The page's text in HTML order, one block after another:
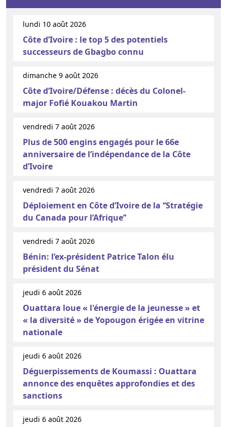
lundi 10 août 2026
Côte d’Ivoire : le top 5 des potentiels
successeurs de Gbagbo connu
dimanche 9 août 2026
Côte d’Ivoire/Défense : décès du Colonel-
major Fofié Kouakou Martin
vendredi 7 août 2026
Plus de 500 engins engagés pour le 66e
anniversaire de l’indépendance de la Côte
d’Ivoire
vendredi 7 août 2026
Déploiement en Côte d’Ivoire de la ‘‘Stratégie
du Canada pour l’Afrique’’
vendredi 7 août 2026
Bénin: l’ex-président Patrice Talon élu
président du Sénat
jeudi 6 août 2026
Ouattara loue « l'énergie de la jeunesse » et
« la diversité » de Yopougon érigée en vitrine
nationale
jeudi 6 août 2026
Déguerpissements de Koumassi : Ouattara
annonce des enquêtes approfondies et des
sanctions
jeudi 6 août 2026